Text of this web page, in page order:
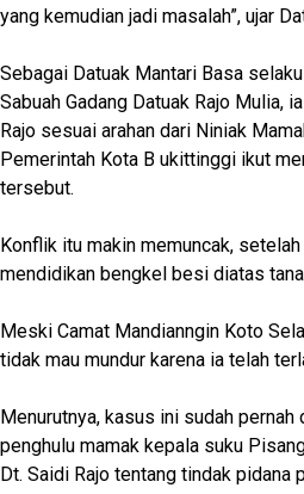
yang kemudian jadi masalah”, ujar
Sebagai Datuak Mantari Basa
Sabuah Gadang Datuak Rajo Mulia,
Rajo sesuai arahan dari Niniak
Pemerintah Kota B ukittinggi ikut
tersebut.
Konflik itu makin memuncak,
mendidikan bengkel besi diatas
Meski Camat Mandianngin Koto
tidak mau mundur karena ia telah
Menurutnya, kasus ini sudah
penghulu mamak kepala suku
Dt. Saidi Rajo tentang tindak pidana